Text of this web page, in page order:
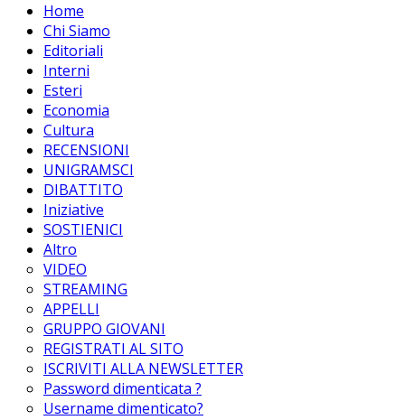
Home
Chi Siamo
Editoriali
Interni
Esteri
Economia
Cultura
RECENSIONI
UNIGRAMSCI
DIBATTITO
Iniziative
SOSTIENICI
Altro
VIDEO
STREAMING
APPELLI
GRUPPO GIOVANI
REGISTRATI AL SITO
ISCRIVITI ALLA NEWSLETTER
Password dimenticata ?
Username dimenticato?